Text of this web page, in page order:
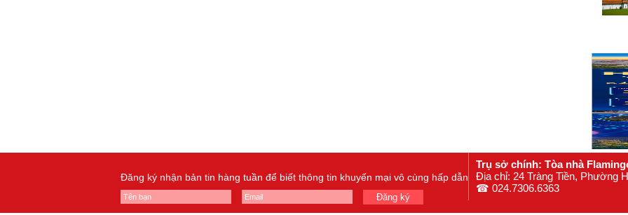
Đăng ký nhận bản tin hàng tuần để biết thông tin khuyến mại vô cùng hấp dẫn
Đăng ký
Trụ sở chính: Tòa nhà
Địa chỉ: 24 Tràng Tiền, Phường
☎ 024.7306.6363